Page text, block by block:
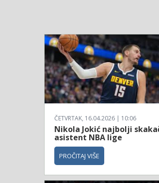
ČETVRTAK, 16.04.2026 | 10:06
Nikola Jokić najbolji
asistent NBA lige
PROČITAJ VIŠE